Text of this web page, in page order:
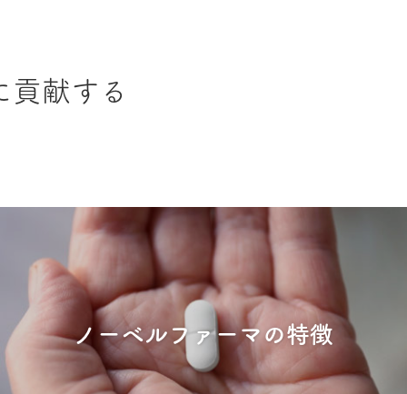
貢献する
ノーベルファーマの特徴